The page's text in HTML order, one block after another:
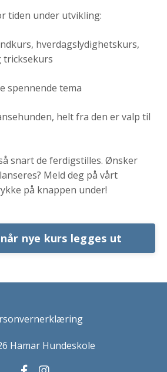
tiden under utvikling:
hverdagslydighetskurs,
tricksekurs
spennende tema
helt fra den er valp til
snart de ferdigstilles. Ønsker
Meld deg på vårt
på knappen under!
nye kurs legges ut
Hamar Hundeskole